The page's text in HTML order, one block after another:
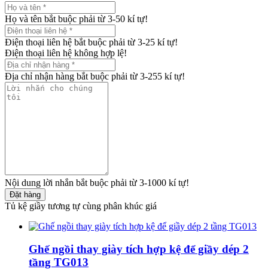
Họ và tên bắt buộc phải từ 3-50 kí tự!
Điện thoại liên hệ bắt buộc phải từ 3-25 kí tự!
Điện thoại liên hệ không hợp lệ!
Địa chỉ nhận hàng bắt buộc phải từ 3-255 kí tự!
Nội dung lời nhắn bắt buộc phải từ 3-1000 kí tự!
Đặt hàng
Tủ kệ giầy tương tự cùng phân khúc giá
Ghế ngồi thay giày tích hợp kệ để giầy dép 2
tầng TG013